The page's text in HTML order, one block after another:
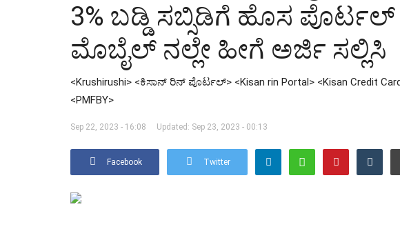
3% ಬಡ್ಡಿ ಸಬ್ಸಿಡಿಗೆ ಹೊಸ
ಮೊಬೈಲ್ ನಲ್ಲೇ ಹೀಗೆ ಅರ್ಜಿ ಸಲ್ಲಿಸಿ
<Krushirushi> <ಕಿಸಾನ್ ರಿನ್ ಪೊರ್ಟಲ್> <Kisan rin Portal> <Kisan Credit
<PMFBY>
Sep 22, 2023 - 16:08 Updated: Sep 23, 2023 - 00:13
Facebook Twitter